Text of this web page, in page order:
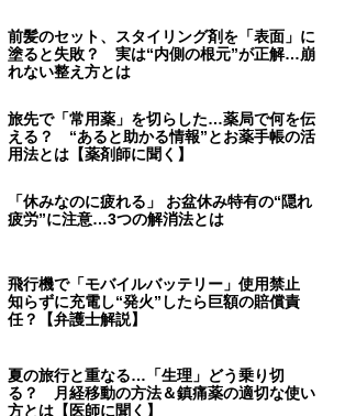
前髪のセット、スタイリング剤を「表面」に
塗ると失敗？ 実は“内側の根元”が正解…崩
れない整え方とは
旅先で「常用薬」を切らした…薬局で何を伝
える？ “あると助かる情報”とお薬手帳の活
用法とは【薬剤師に聞く】
「休みなのに疲れる」 お盆休み特有の“隠れ
疲労”に注意…3つの解消法とは
飛行機で「モバイルバッテリー」使用禁止
知らずに充電し“発火”したら巨額の賠償責
任？【弁護士解説】
夏の旅行と重なる…「生理」どう乗り切
る？ 月経移動の方法＆鎮痛薬の適切な使い
方とは【医師に聞く】